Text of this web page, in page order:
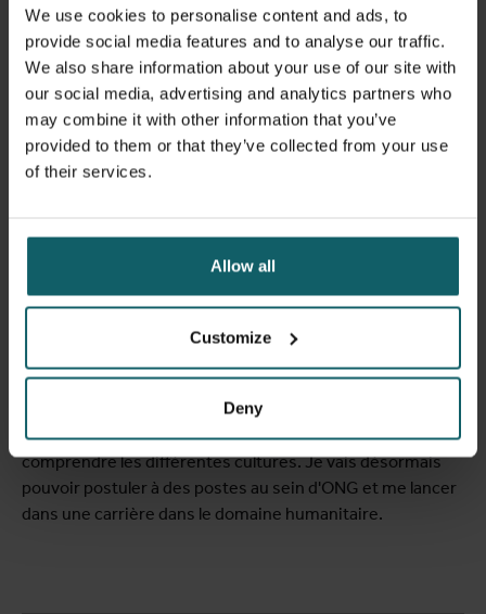
We use cookies to personalise content and ads, to
provide social media features and to analyse our traffic.
We also share information about your use of our site with
our social media, advertising and analytics partners who
may combine it with other information that you’ve
provided to them or that they’ve collected from your use
of their services.
Allow all
Customize
Deny
rencontrés à travers le monde. Chaque jour, j’ai été
confrontée à des cultures et des modes de pensée variés.
Notre groupe était très diversifié, composé d’étudiants
de différents continents : un véritable melting-pot. J’ai
beaucoup appris de mes camarades et de leurs
expériences.
formidable, qui nous a permis de nous soutenir
mutuellement, de passer du temps ensemble après les
cours et de nous détendre en dehors de nos études.
En résumé, j'ai vraiment apprécié mon passage à l'ITM. Le
programme postgraduat vous encourage à sortir des
sentiers battus, à élargir vos horizons et à mieux
comprendre les différentes cultures. Je vais désormais
pouvoir postuler à des postes au sein d'ONG et me lancer
dans une carrière dans le domaine humanitaire.